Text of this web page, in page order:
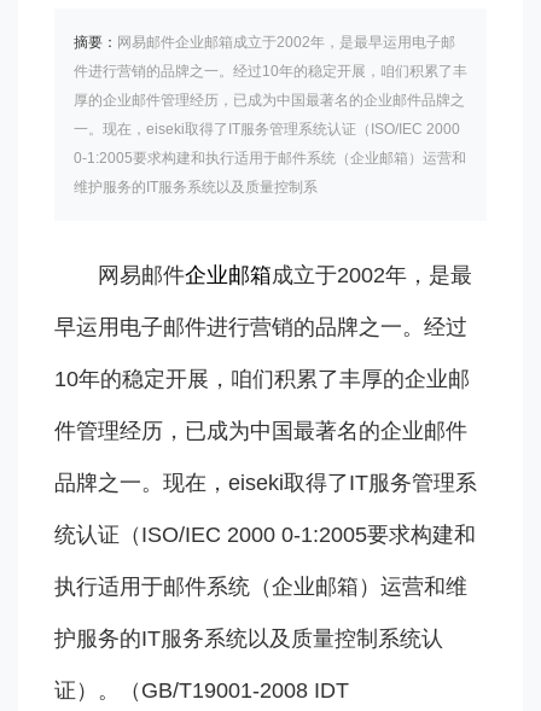
摘要： 网易邮件企业邮箱成立于2002年，是最早运用电子邮
件进行营销的品牌之一。经过10年的稳定开展，咱们积累了丰
厚的企业邮件管理经历，已成为中国最著名的企业邮件品牌之
一。现在，eiseki取得了IT服务管理系统认证（ISO/IEC 2000
0-1:2005要求构建和执行适用于邮件系统（企业邮箱）运营和
维护服务的IT服务系统以及质量控制系
网易邮件企业邮箱成立于2002年，是最
早运用电子邮件进行营销的品牌之一。经过
10年的稳定开展，咱们积累了丰厚的企业邮
件管理经历，已成为中国最著名的企业邮件
品牌之一。现在，eiseki取得了IT服务管理系
统认证（ISO/IEC 2000 0-1:2005要求构建和
执行适用于邮件系统（企业邮箱）运营和维
护服务的IT服务系统以及质量控制系统认
证）。（GB/T19001-2008 IDT